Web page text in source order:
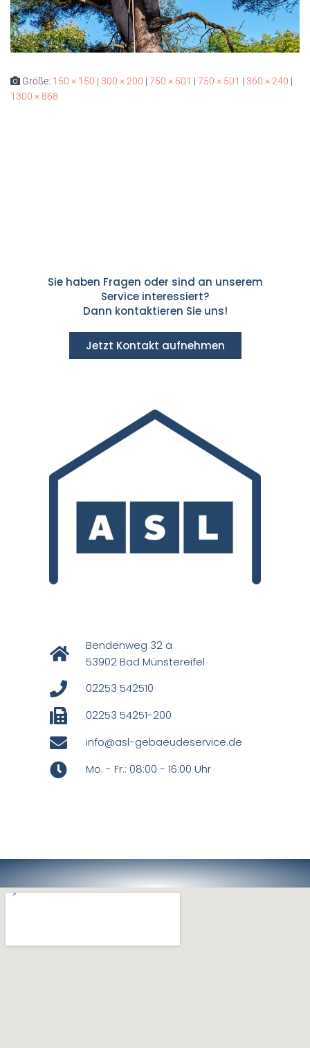
Größe: 150 × 150 | 300 × 200 | 750 × 501 | 750 × 501 | 360 × 240 |
1300 × 868
Sie haben Fragen oder sind an unserem
Service interessiert?
Dann kontaktieren Sie uns!
Jetzt Kontakt aufnehmen
Bendenweg 32 a
53902 Bad Münstereifel
02253 542510
02253 54251-200
info@asl-gebaeudeservice.de
Mo. - Fr.: 08:00 - 16:00 Uhr